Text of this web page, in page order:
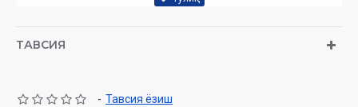
«Akademnashr» nashriyoti
Hajmi:28 bet
Muqovasi:
yumshoq
ТАВСИЯ
- Тавсия ёзиш